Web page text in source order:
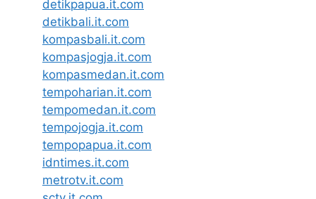
detikpapua.it.com
detikbali.it.com
kompasbali.it.com
kompasjogja.it.com
kompasmedan.it.com
tempoharian.it.com
tempomedan.it.com
tempojogja.it.com
tempopapua.it.com
idntimes.it.com
metrotv.it.com